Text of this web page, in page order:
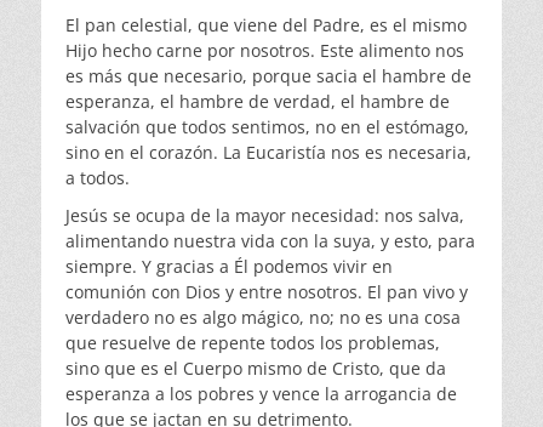
El pan celestial, que viene del Padre, es el mismo
Hijo hecho carne por nosotros. Este alimento nos
es más que necesario, porque sacia el hambre de
esperanza, el hambre de verdad, el hambre de
salvación que todos sentimos, no en el estómago,
sino en el corazón. La Eucaristía nos es necesaria,
a todos.
Jesús se ocupa de la mayor necesidad: nos salva,
alimentando nuestra vida con la suya, y esto, para
siempre. Y gracias a Él podemos vivir en
comunión con Dios y entre nosotros. El pan vivo y
verdadero no es algo mágico, no; no es una cosa
que resuelve de repente todos los problemas,
sino que es el Cuerpo mismo de Cristo, que da
esperanza a los pobres y vence la arrogancia de
los que se jactan en su detrimento.